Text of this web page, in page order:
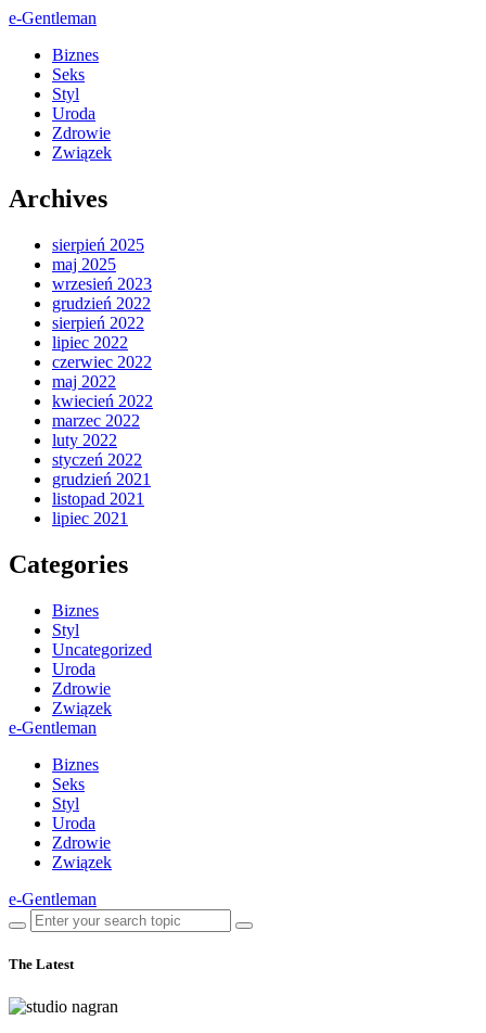
e-Gentleman
Biznes
Seks
Styl
Uroda
Zdrowie
Związek
Archives
sierpień 2025
maj 2025
wrzesień 2023
grudzień 2022
sierpień 2022
lipiec 2022
czerwiec 2022
maj 2022
kwiecień 2022
marzec 2022
luty 2022
styczeń 2022
grudzień 2021
listopad 2021
lipiec 2021
Categories
Biznes
Styl
Uncategorized
Uroda
Zdrowie
Związek
e-Gentleman
Biznes
Seks
Styl
Uroda
Zdrowie
Związek
e-Gentleman
The Latest